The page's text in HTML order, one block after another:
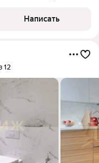
и функциональная
Написать
12